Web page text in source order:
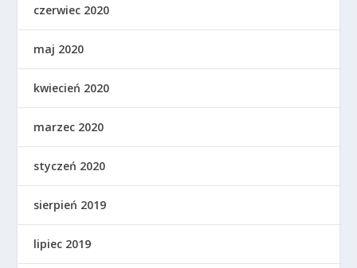
czerwiec 2020
maj 2020
kwiecień 2020
marzec 2020
styczeń 2020
sierpień 2019
lipiec 2019